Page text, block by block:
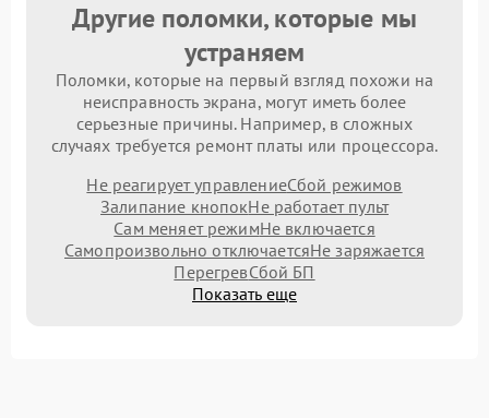
Другие поломки, которые мы
устраняем
Поломки, которые на первый взгляд похожи на
неисправность экрана, могут иметь более
серьезные причины. Например, в сложных
случаях требуется ремонт платы или процессора.
Не реагирует управлениеСбой режимов
Залипание кнопокНе работает пульт
Сам меняет режимНе включается
Самопроизвольно отключаетсяНе заряжается
ПерегревСбой БП
Показать еще